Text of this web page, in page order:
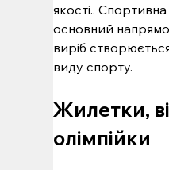
якості..
основний
виріб
виду спорту.
Жилетки,
олімпійки